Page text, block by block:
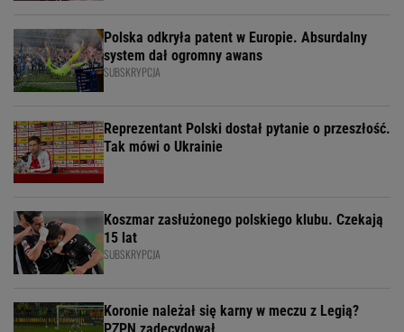
Polska odkryła patent w Europie. Absurdalny
system dał ogromny awans
SUBSKRYPCJA
Reprezentant Polski dostał pytanie o przeszłość.
Tak mówi o Ukrainie
Koszmar zasłużonego polskiego klubu. Czekają
15 lat
SUBSKRYPCJA
Koronie należał się karny w meczu z Legią?